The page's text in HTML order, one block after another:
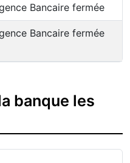
Bancaire fermée
Bancaire fermée
banque les